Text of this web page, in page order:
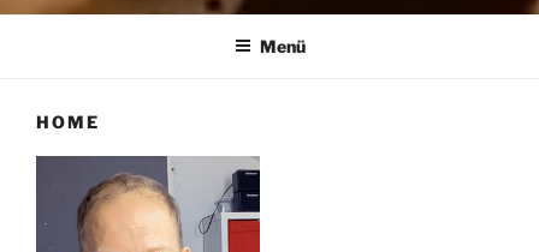
Menü
HOME